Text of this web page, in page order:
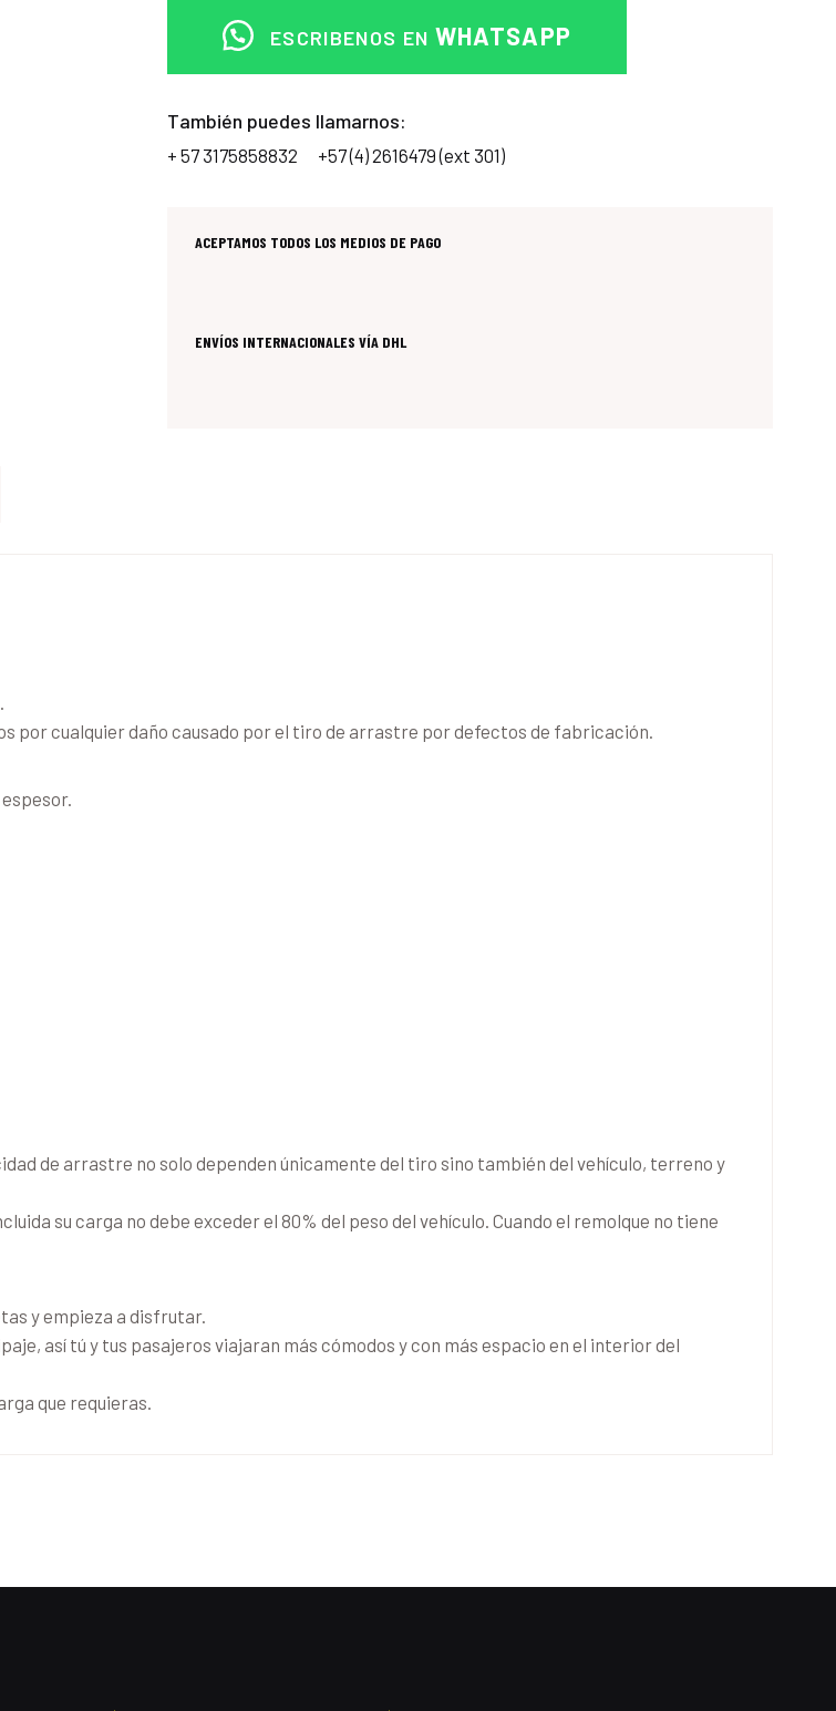
ESCRIBENOS EN WHATSAPP
También puedes llamarnos:
+ 57 3175858832 +57 (4) 2616479 (ext 301)
ACEPTAMOS TODOS LOS MEDIOS DE PAGO
ENVÍOS INTERNACIONALES VÍA DHL
por cualquier daño causado por el tiro de arrastre por defectos de fabricación.
de arrastre no solo dependen únicamente del tiro sino también del vehículo, terreno y
su carga no debe exceder el 80% del peso del vehículo. Cuando el remolque no tiene
y empieza a disfrutar.
así tú y tus pasajeros viajaran más cómodos y con más espacio en el interior del
que requieras.